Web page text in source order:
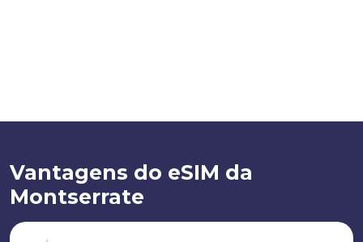
Vantagens do eSIM da
Montserrate